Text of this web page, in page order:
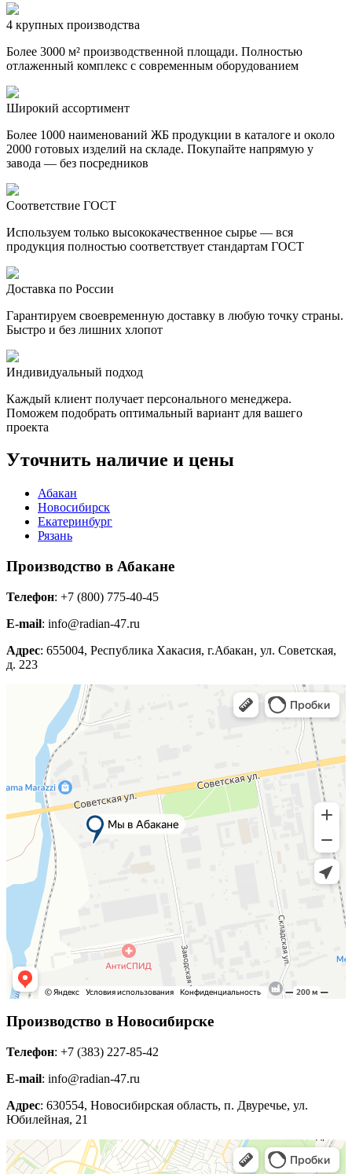
4 крупных производства
Более 3000 м² производственной площади. Полностью
отлаженный комплекс с современным оборудованием
Широкий ассортимент
Более 1000 наименований ЖБ продукции в каталоге и около
2000 готовых изделий на складе. Покупайте напрямую у
завода — без посредников
Соответствие ГОСТ
Используем только высококачественное сырье — вся
продукция полностью соответствует стандартам ГОСТ
Доставка по России
Гарантируем своевременную доставку в любую точку страны.
Быстро и без лишних хлопот
Индивидуальный подход
Каждый клиент получает персонального менеджера.
Поможем подобрать оптимальный вариант для вашего
проекта
Уточнить наличие и цены
Абакан
Новосибирск
Екатеринбург
Рязань
Производство в Абакане
Телефон: +7 (800) 775-40-45
E-mail: info@radian-47.ru
Адрес: 655004, Республика Хакасия, г.Абакан, ул. Советская,
д. 223
Производство в Новосибирске
Телефон: +7 (383) 227-85-42
E-mail: info@radian-47.ru
Адрес: 630554, Новосибирская область, п. Двуречье, ул.
Юбилейная, 21